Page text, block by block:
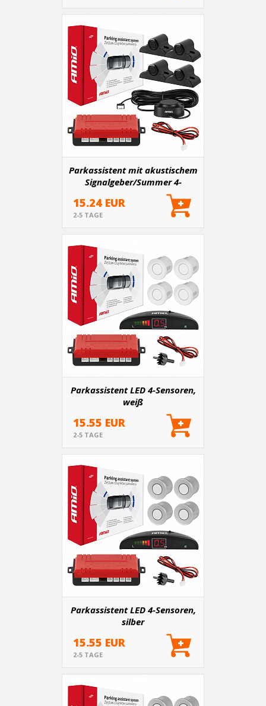
Parkassistent mit akustischem
Signalgeber/Summer 4-
Sensoren schwarz TRUCK
19mm
15.24 EUR
2-5 TAGE
Parkassistent LED 4-Sensoren,
weiß
15.55 EUR
2-5 TAGE
Parkassistent LED 4-Sensoren,
silber
15.55 EUR
2-5 TAGE